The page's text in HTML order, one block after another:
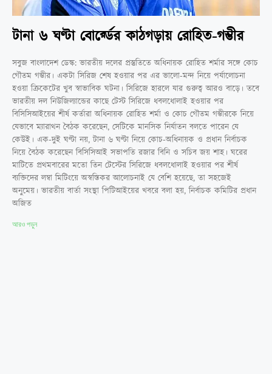
টানা ৬ ঘণ্টা বোর্র্ডের কাঠগড়ায় রোহিত-গম্ভীর
সবুজ বাংলাদেশ ডেস্ক: ভারতীয় দলের প্রস্তুতিতে অধিনায়ক রোহিত শর্মার সঙ্গে কোচ
গৌতম গম্ভীর। একটা সিরিজ শেষ হওয়ার পর এর ভালো-মন্দ নিয়ে পর্যালোচনা
হওয়া ক্রিকেটের খুব স্বাভাবিক ঘটনা। সিরিজে হারলে যার গুরুত্ব আরও বাড়ে। তবে
ভারতীয় দল নিউজিল্যান্ডের কাছে টেস্ট সিরিজে ধবলধোলাই হওয়ার পর
বিসিসিআইয়ের শীর্ষ কর্তারা অধিনায়ক রোহিত শর্মা ও কোচ গৌতম গম্ভীরকে নিয়ে
যেভাবে ম্যারাথন বৈঠক করেছেন, সেটিকে মানসিক নির্যাতন বলতে পারেন যে
কেউই। এক-দুই ঘণ্টা নয়, টানা ৬ ঘণ্টা নিয়ে কোচ-অধিনায়ক ও প্রধান নির্বাচক
নিয়ে বৈঠক করেছেন বিসিসিআই সভাপতি রজার বিনি ও সচিব জয় শাহ। ঘরের
মাটিতে প্রথমবারের মতো তিন টেস্টের সিরিজে ধবলধোলাই হওয়ার পর শীর্ষ
ব্যক্তিদের লম্বা মিটিংয়ে অস্বস্তিকর আলোচনাই যে বেশি হয়েছে, তা সহজেই
অনুমেয়। ভারতীয় বার্তা সংস্থা পিটিআইয়ের খবরে বলা হয়, নির্বাচক কমিটির প্রধান
অজিত
আরও পড়ুন